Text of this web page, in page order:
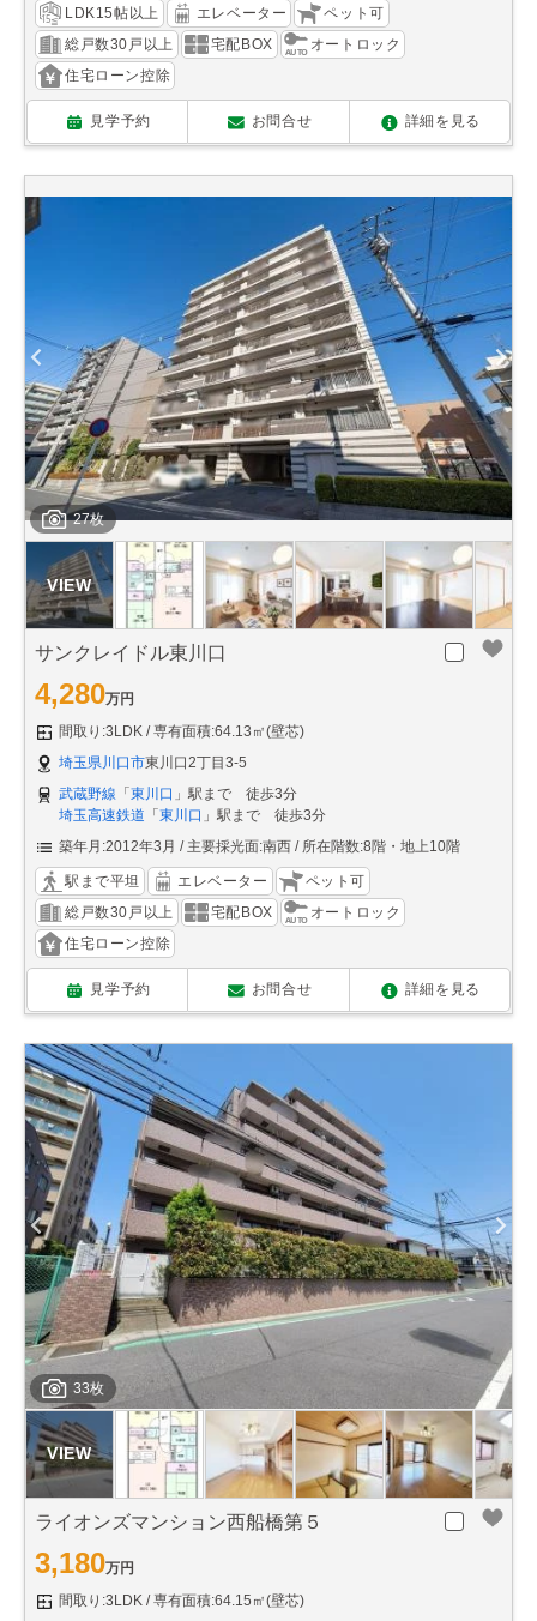
LDK15帖以上 エレベーター
ペット可
総戸数30戸以上
宅配BOX
オートロック
住宅ローン控除
見学予約 お問合せ 詳細を見る
27枚
サンクレイドル東川口
4,280万円
間取り:3LDK
専有面積:64.13㎡(壁芯)
埼玉県川口市東川口2丁目3-5
武蔵野線 「 東川口 」駅まで 徒歩3分
埼玉高速鉄道 「 東川口 」駅まで 徒歩3分
築年月:2012年3月
主要採光面:南西 所在階数:8階・地上10階
駅まで平坦 エレベーター
ペット可
総戸数30戸以上
宅配BOX
オートロック
住宅ローン控除
見学予約 お問合せ 詳細を見る
33枚
ライオンズマンション西船橋第５
3,180万円
間取り:3LDK
専有面積:64.15㎡(壁芯)